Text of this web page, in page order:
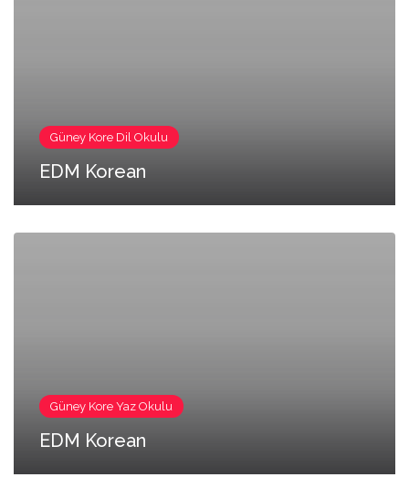
Güney Kore Dil Okulu
EDM Korean
Güney Kore Yaz Okulu
EDM Korean